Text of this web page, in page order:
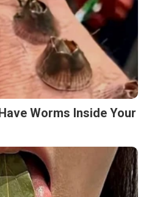
Worms Inside Your